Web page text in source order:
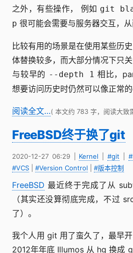
之外，有些操作， 例如 git
p 很可能会需要与服务器交互，从
比较有用的场景是在使用某些历
体替换较多，而大部分情况下只关
与较早的 --depth 1 相比，
想要访问历史时仍然可以像正常
阅读全文…( 本文约 783 字，阅读大致
FreeBSD终于换了git
2020-12-27 06:29| Kernel |#git
#VCS
#Version Control #版本控制
FreeBSD 最近终于完成了从
（其实还没算彻底完成，不过
了）。
我个人用 git 用了蛮久了，最早
2012年年底 Illumos 从 hg 换成